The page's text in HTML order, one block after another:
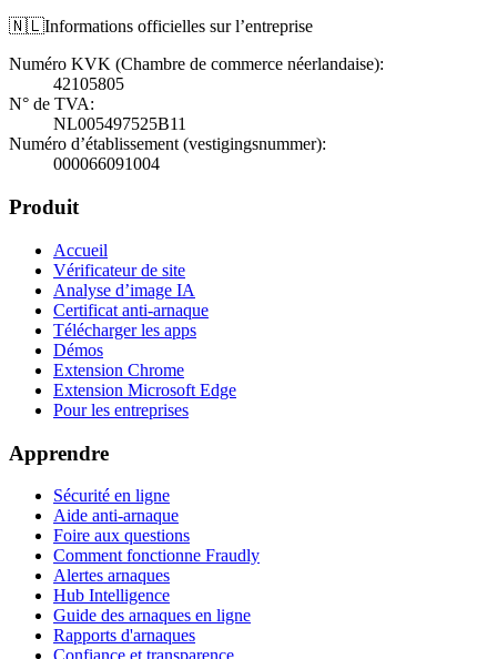
🇳🇱Informations officielles sur l’entreprise
Numéro KVK (Chambre de commerce néerlandaise):
42105805
N° de TVA:
NL005497525B11
Numéro d’établissement (vestigingsnummer):
000066091004
Produit
Accueil
Vérificateur de site
Analyse d’image IA
Certificat anti-arnaque
Télécharger les apps
Démos
Extension Chrome
Extension Microsoft Edge
Pour les entreprises
Apprendre
Sécurité en ligne
Aide anti-arnaque
Foire aux questions
Comment fonctionne Fraudly
Alertes arnaques
Hub Intelligence
Guide des arnaques en ligne
Rapports d'arnaques